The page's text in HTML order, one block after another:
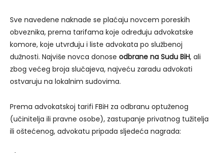
Sve navedene naknade se plaćaju novcem poreskih
obveznika, prema tarifama koje određuju advokatske
komore, koje utvrđuju i liste advokata po službenoj
dužnosti. Najviše novca donose odbrane na Sudu BiH, ali
zbog većeg broja slučajeva, najveću zaradu advokati
ostvaruju na lokalnim sudovima.
Prema advokatskoj tarifi FBiH za odbranu optuženog
(učinitelja ili pravne osobe), zastupanje privatnog tužitelja
ili oštećenog, advokatu pripada sljedeća nagrada: